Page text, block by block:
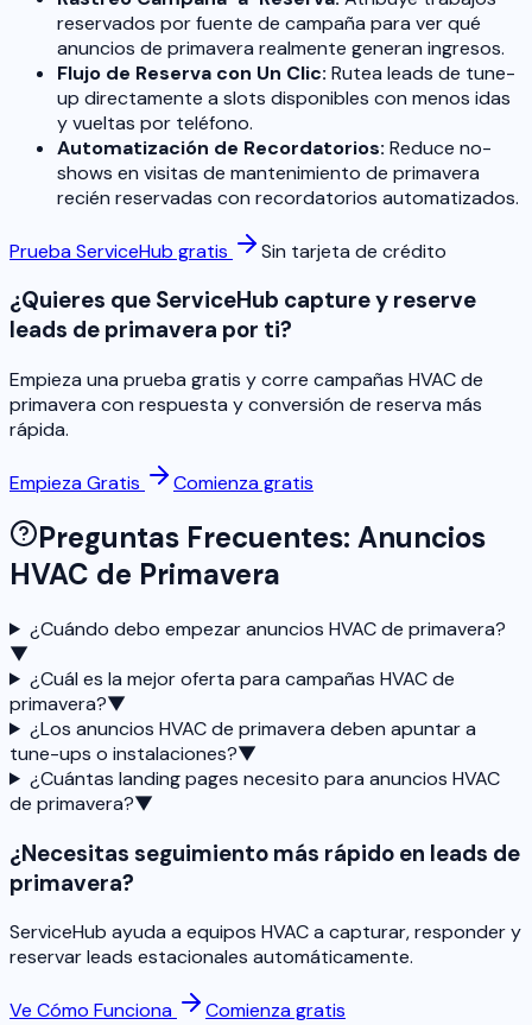
reservados por fuente de campaña para ver qué
anuncios de primavera realmente generan ingresos.
Flujo de Reserva con Un Clic: Rutea leads de tune-
up directamente a slots disponibles con menos idas
y vueltas por teléfono.
Automatización de Recordatorios: Reduce no-
shows en visitas de mantenimiento de primavera
recién reservadas con recordatorios automatizados.
Prueba ServiceHub gratis Sin tarjeta de crédito
¿Quieres que ServiceHub capture y reserve
leads de primavera por ti?
Empieza una prueba gratis y corre campañas HVAC de
primavera con respuesta y conversión de reserva más
rápida.
Empieza Gratis Comienza gratis
Preguntas Frecuentes: Anuncios
HVAC de Primavera
¿Cuándo debo empezar anuncios HVAC de primavera?
▼
¿Cuál es la mejor oferta para campañas HVAC de
primavera?▼
¿Los anuncios HVAC de primavera deben apuntar a
tune-ups o instalaciones?▼
¿Cuántas landing pages necesito para anuncios HVAC
de primavera?▼
¿Necesitas seguimiento más rápido en leads de
primavera?
ServiceHub ayuda a equipos HVAC a capturar, responder y
reservar leads estacionales automáticamente.
Ve Cómo Funciona Comienza gratis